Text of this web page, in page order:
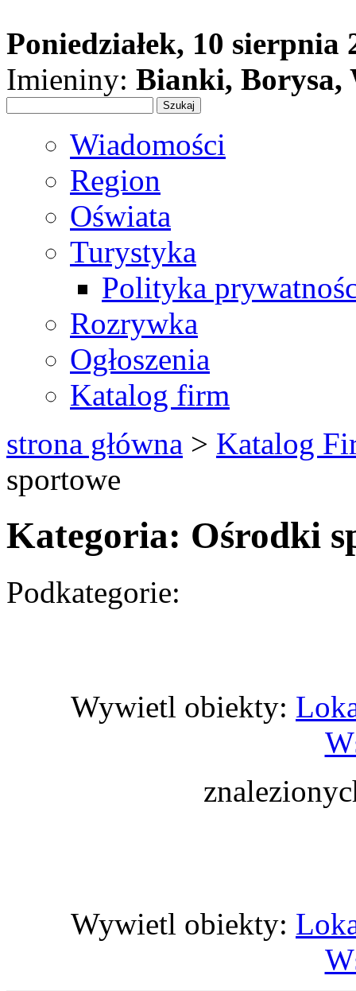
Poniedziałek, 10 sierpnia
Imieniny: Bianki, Borysa,
Wiadomości
Region
Oświata
Turystyka
Polityka
Rozrywka
Ogłoszenia
Katalog firm
strona główna > Katalog
sportowe
Kategoria: Ośrodki
Podkategorie:
Wywietl obiekty:
Wywietl obiekty: